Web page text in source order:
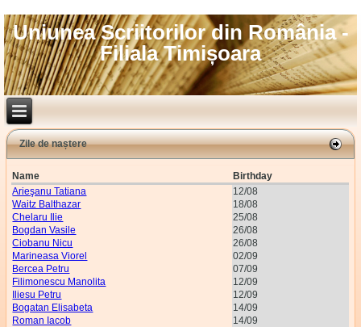
Uniunea Scriitorilor din România -
Filiala Timișoara
Zile de naștere
Name
Birthday
Arieşanu Tatiana
12/08
Waitz Balthazar
18/08
Chelaru Ilie
25/08
Bogdan Vasile
26/08
Ciobanu Nicu
26/08
Marineasa Viorel
02/09
Bercea Petru
07/09
Filimonescu Manolita
12/09
Iliesu Petru
12/09
Bogatan Elisabeta
14/09
Roman Iacob
14/09